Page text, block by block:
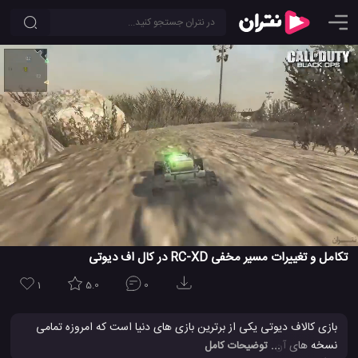
تکامل و تغییرات مسیر مخفی RC-XD در کال اف دیوتی
1 5.0 0
بازی کالاف دیوتی یکی از برترین بازی های دنیا است که امروزه تمامی
نسخه های آن توانسته است نظر تمامی افراد را نسبت به هیجان و
... توضیحات کامل